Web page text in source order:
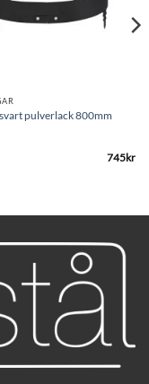
pulverlack 800mm
745kr